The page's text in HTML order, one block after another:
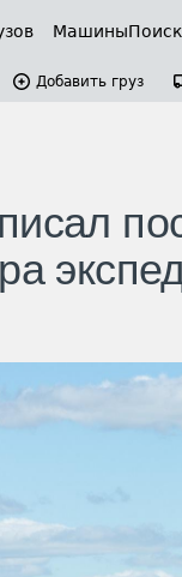
Машины
Добавить груз